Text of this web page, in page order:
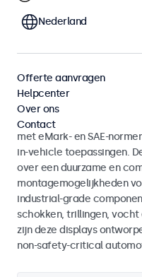
Automotive
displays
Monitoren en
met eMark- en SAE-
in-vehicle toepassingen.
over een duurzame en
montagemogelijkheden
industrial-grade
schokken, trillingen,
zijn deze displays
non-safety-critical
Nederland
Offerte aanvragen
Helpcenter
Over ons
Contact